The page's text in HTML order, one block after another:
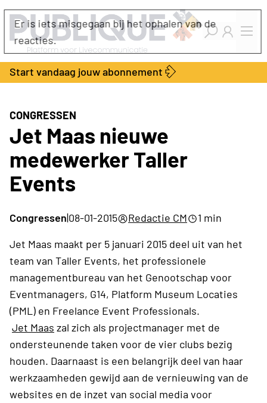
Industry Dashboard
Vacatures
Kalender
Producten
Bedrijvengids
Locatie Finder
Contact
Over ons
Adverteren
Abonnementen
Start vandaag jouw abonnement
CONGRESSEN
Jet Maas nieuwe
medewerker Taller
Events
Congressen|08-01-2015 Redactie CM
1 min
Jet Maas maakt per 5 januari 2015 deel uit van het
team van Taller Events, het professionele
managementbureau van het Genootschap voor
Eventmanagers, G14, Platform Museum Locaties
(PML) en Freelance Event Professionals.
Jet Maas zal zich als projectmanager met de
ondersteunende taken voor de vier clubs bezig
houden. Daarnaast is een belangrijk deel van haar
werkzaamheden gewijd aan de vernieuwing van de
websites en de inzet van social media voor
Er is iets misgegaan bij het ophalen van de
reacties.